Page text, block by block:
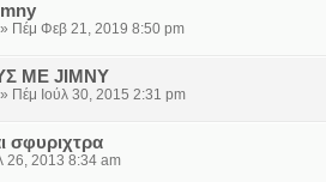
» Πέμ Φεβ 21, 2019 8:50 pm
ΜΕ JIMNY
» Πέμ Ιούλ 30, 2015 2:31 pm
σφυριχτρα
26, 2013 8:34 am